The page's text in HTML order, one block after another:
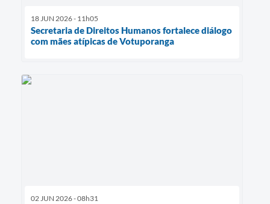
18 JUN 2026 - 11h05
Secretaria de Direitos Humanos fortalece diálogo
com mães atípicas de Votuporanga
02 JUN 2026 - 08h31